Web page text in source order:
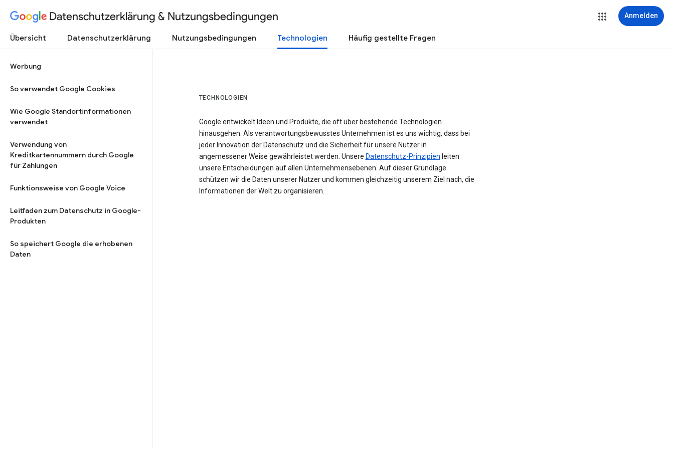
Datenschutzerklärung & Nutzungsbedingungen Anmelden
Übersicht Datenschutzerklärung Nutzungsbedingungen Technologien Häufig gestellte Fragen
Werbung
So verwendet Google Cookies
Wie Google Standortinformationen
verwendet
Verwendung von
Kreditkartennummern durch Google
für Zahlungen
Funktionsweise von Google Voice
Leitfaden zum Datenschutz in Google-
Produkten
So speichert Google die erhobenen
Daten
TECHNOLOGIEN
Google entwickelt Ideen und Produkte, die oft über bestehende Technologien
hinausgehen. Als verantwortungsbewusstes Unternehmen ist es uns wichtig, dass bei
jeder Innovation der Datenschutz und die Sicherheit für unsere Nutzer in
angemessener Weise gewährleistet werden. Unsere Datenschutz-Prinzipien leiten
unsere Entscheidungen auf allen Unternehmensebenen. Auf dieser Grundlage
schützen wir die Daten unserer Nutzer und kommen gleichzeitig unserem Ziel nach, die
Informationen der Welt zu organisieren.